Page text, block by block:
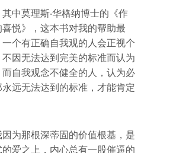
中莫理斯‧华格纳博士的《作
悦》，这本书对我的帮助最
个有正确自我观的人会正视个
因无法达到完美的标准而认为
而自我观念不健全的人，认为必
远无法达到的标准，才能肯定
为那根深蒂固的价值根基，是
爱之上，内心总有一股催逼的